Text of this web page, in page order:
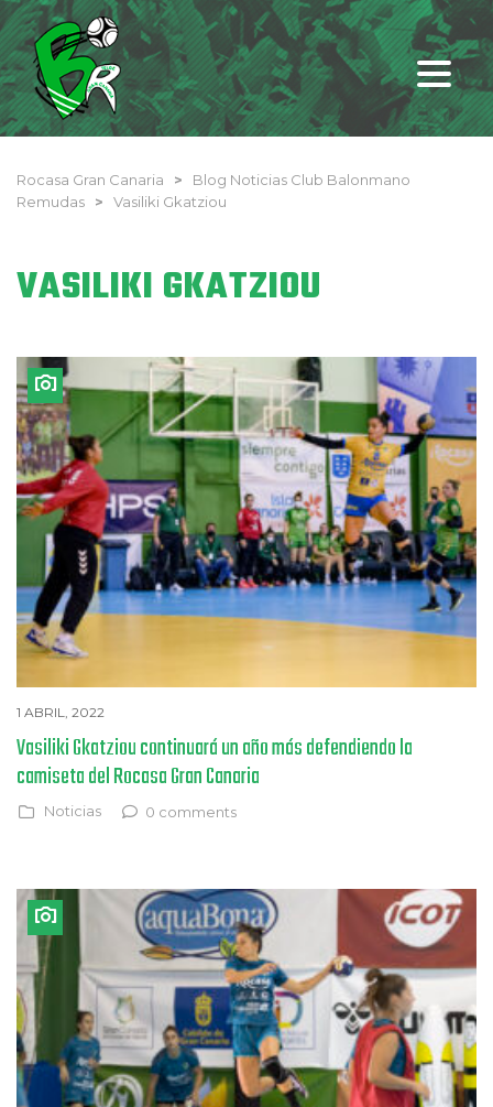
Rocasa Gran Canaria >
Blog Noticias Club Balonmano
Remudas
> Vasiliki Gkatziou
VASILIKI GKATZIOU
1 ABRIL, 2022
Vasiliki Gkatziou continuará un año más defendiendo la
camiseta del Rocasa Gran Canaria
Noticias 0 comments